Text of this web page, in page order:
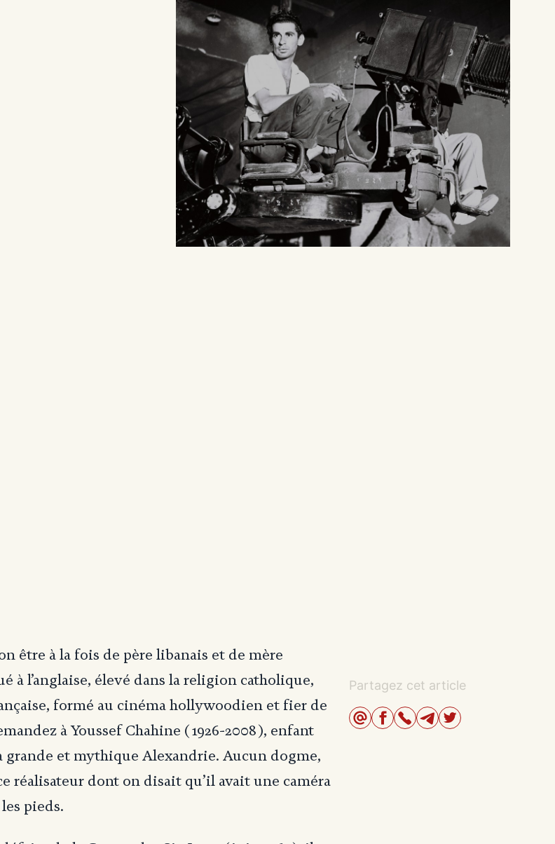
être à la fois de père libanais et de mère
à l’anglaise, élevé dans la religion catholique,
formé au cinéma hollywoodien et fier de
à Youssef Chahine (1926-2008), enfant
grande et mythique Alexandrie. Aucun dogme,
réalisateur dont on disait qu’il avait une caméra
pieds.
Partagez cet article